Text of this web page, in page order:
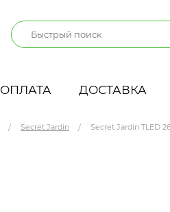
ОПЛАТА ДОСТАВКА
Secret Jardin Secret Jardin TLED